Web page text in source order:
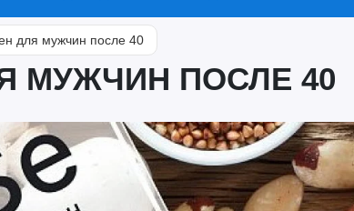
для мужчин после 40
МУЖЧИН ПОСЛЕ 40